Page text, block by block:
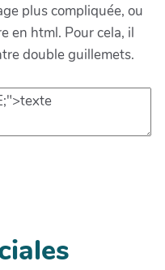
plus compliquée, ou
en html. Pour cela, il
double guillemets.